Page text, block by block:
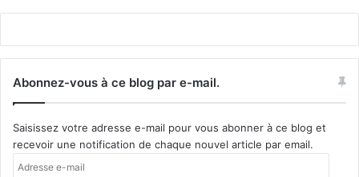
Abonnez-vous à ce blog par e-mail.
Saisissez votre adresse e-mail pour vous abonner à ce blog et
recevoir une notification de chaque nouvel article par email.